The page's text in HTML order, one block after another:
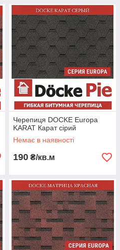
Черепиця DOCKE Europa
KARAT Карат сірий
Немає в наявності
190 ₴/кв.м